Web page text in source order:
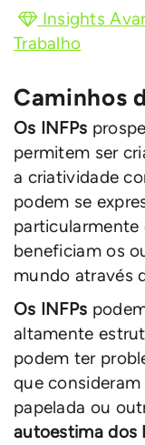
Insights
Trabalho
Caminhos
Os INFPs
permitem ser
a criatividade
podem se
particularmente
beneficiam os
mundo através
Os INFPs
altamente
podem ter
que
papelada ou
autoestima dos